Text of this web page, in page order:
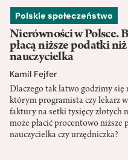
Polskie społeczeństwo
Nierówności w Polsce.
płacą niższe podatki niż
nauczycielka
Kamil Fejfer
Dlaczego tak łatwo godzimy się
którym programista czy lekarz
faktury na setki tysięcy złotych
może płacić procentowo niższe
nauczycielka czy urzędniczka?